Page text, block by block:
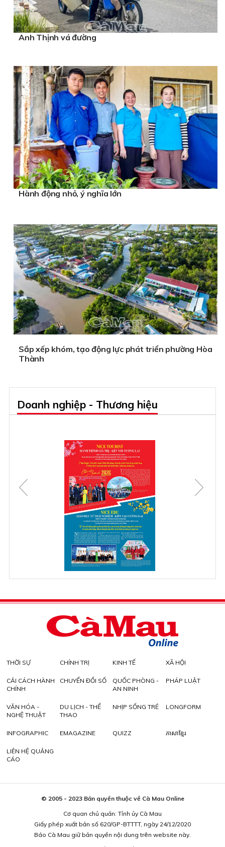
Anh Thịnh vá đường
Hành động nhỏ, ý nghĩa lớn
Sắp xếp khóm, tạo động lực phát triển phường Hòa
Thành
Doanh nghiệp - Thương hiệu
THỜI SỰ CHÍNH TRỊ KINH TẾ XÃ HỘI
CẢI CÁCH HÀNH
CHÍNH
CHUYỂN ĐỔI SỐ
QUỐC PHÒNG -
AN NINH
PHÁP LUẬT
VĂN HÓA -
NGHỆ THUẬT
DU LỊCH - THỂ
THAO
NHỊP SỐNG TRẺ LONGFORM
INFOGRAPHIC EMAGAZINE QUIZZ ភាសាខ្មែរ
LIÊN HỆ QUẢNG
CÁO
© 2005 - 2023 Bản quyền thuộc về Cà Mau Online
Cơ quan chủ quản: Tỉnh ủy Cà Mau
Giấy phép xuất bản số 620/GP-BTTTT, ngày 24/12/2020
Báo Cà Mau giữ bản quyền nội dung trên website này.